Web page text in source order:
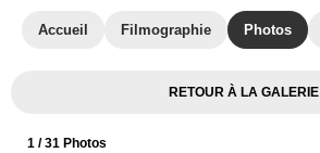
Accueil Filmographie Photos
RETOUR À LA GALERIE
1 / 31 Photos